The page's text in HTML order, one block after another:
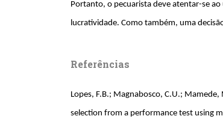
Portanto, o pecuarista deve atentar-se
lucratividade. Como também, uma
Referências
Lopes, F.B.; Magnabosco, C.U.;
selection from a performance test using